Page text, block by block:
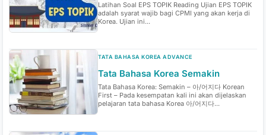
Latihan Soal EPS TOPIK Reading Ujian EPS TOPIK
adalah syarat wajib bagi CPMI yang akan kerja di
Korea. Ujian ini...
TATA BAHASA KOREA ADVANCE
Tata Bahasa Korea Semakin
Tata Bahasa Korea: Semakin – 아/어지다 Korean
First – Pada kesempatan kali ini akan dijelaskan
pelajaran tata bahasa Korea 아/어지다...